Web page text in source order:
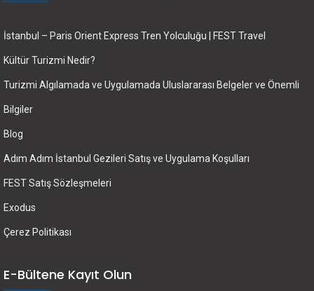
İstanbul – Paris Orient Express Tren Yolculuğu | FEST Travel
Kültür Turizmi Nedir?
Turizmi Algılamada ve Uygulamada Uluslararası Belgeler ve Önemli
Bilgiler
Blog
Adım Adım İstanbul Gezileri Satış ve Uygulama Koşulları
FEST Satış Sözleşmeleri
Exodus
Çerez Politikası
E-Bültene Kayıt Olun